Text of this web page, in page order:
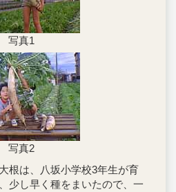
写真1
写真2
根は、八坂小学校3年生が育
少し早く種をまいたので、一